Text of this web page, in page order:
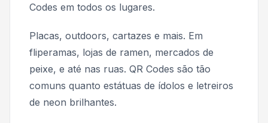
Codes em todos os lugares.
Placas, outdoors, cartazes e mais. Em
fliperamas, lojas de ramen, mercados de
peixe, e até nas ruas. QR Codes são tão
comuns quanto estátuas de ídolos e letreiros
de neon brilhantes.